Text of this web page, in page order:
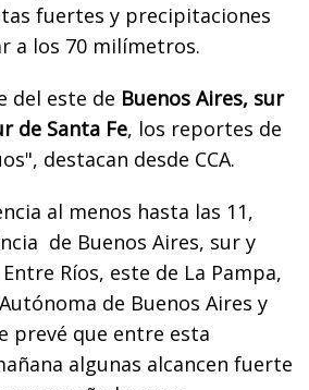
fuertes y precipitaciones
a los 70 milímetros.
del este de Buenos Aires, sur
de Santa Fe, los reportes de
destacan desde CCA.
al menos hasta las 11,
de Buenos Aires, sur y
Ríos, este de La Pampa,
de Buenos Aires y
prevé que entre esta
algunas alcancen fuerte